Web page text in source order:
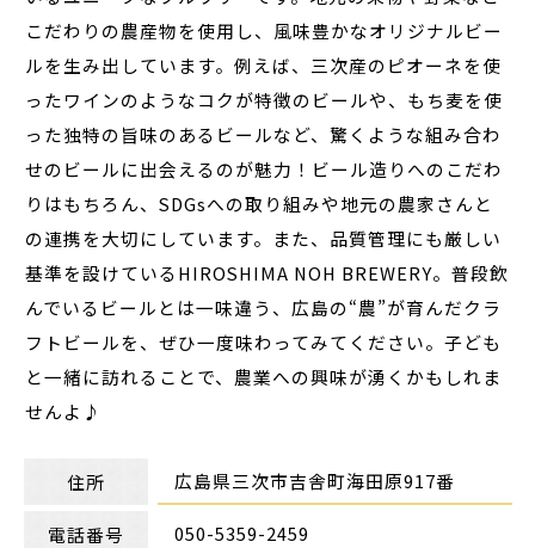
こだわりの農産物を使用し、風味豊かなオリジナルビー
ルを生み出しています。例えば、三次産のピオーネを使
ったワインのようなコクが特徴のビールや、もち麦を使
った独特の旨味のあるビールなど、驚くような組み合わ
せのビールに出会えるのが魅力！ビール造りへのこだわ
りはもちろん、SDGsへの取り組みや地元の農家さんと
の連携を大切にしています。また、品質管理にも厳しい
基準を設けているHIROSHIMA NOH BREWERY。普段飲
んでいるビールとは一味違う、広島の“農”が育んだクラ
フトビールを、ぜひ一度味わってみてください。子ども
と一緒に訪れることで、農業への興味が湧くかもしれま
せんよ♪
住所 広島県三次市吉舎町海田原917番
電話番号 050-5359-2459